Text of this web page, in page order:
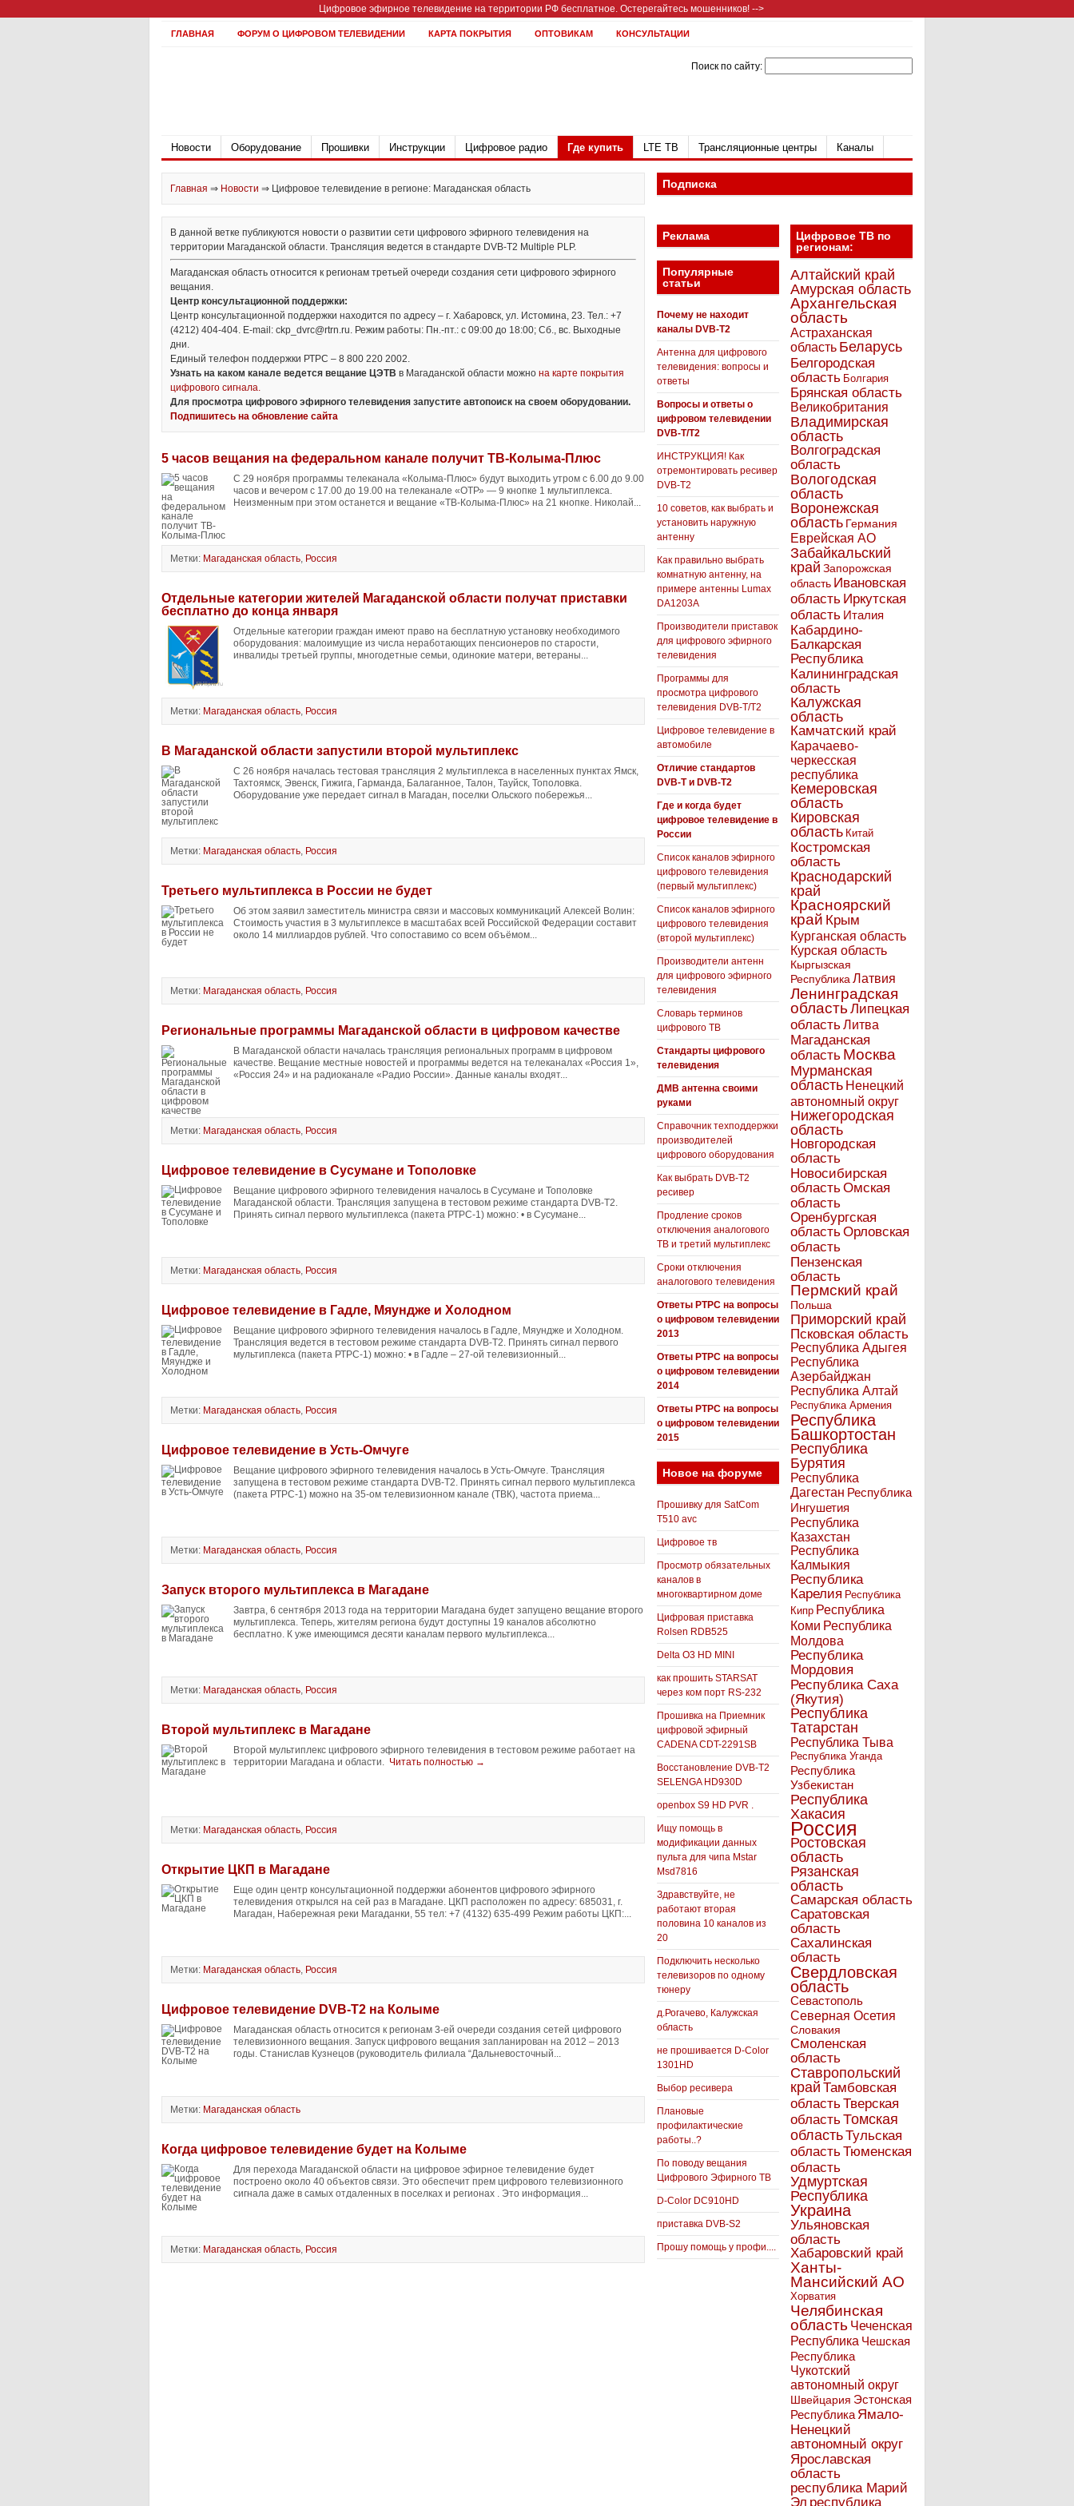
Цифровое эфирное телевидение на территории РФ бесплатное. Остерегайтесь мошенников! -->
ГЛАВНАЯ ФОРУМ О ЦИФРОВОМ ТЕЛЕВИДЕНИИ КАРТА ПОКРЫТИЯ ОПТОВИКАМ КОНСУЛЬТАЦИИ
Поиск по сайту:
Новости Оборудование Прошивки Инструкции Цифровое радио Где купить LTE ТВ Трансляционные центры Каналы
Главная ⇒ Новости ⇒ Цифровое телевидение в регионе: Магаданская область
В данной ветке публикуются новости о развитии сети цифрового эфирного телевидения на
территории Магаданской области. Трансляция ведется в стандарте DVB-T2 Multiple PLP.
Магаданская область относится к регионам третьей очереди создания сети цифрового эфирного
вещания.
Центр консультационной поддержки:
Центр консультационной поддержки находится по адресу – г. Хабаровск, ул. Истомина, 23. Тел.: +7
(4212) 404-404. Е-mail: ckp_dvrc@rtrn.ru. Режим работы: Пн.-пт.: с 09:00 до 18:00; Сб., вс. Выходные
дни.
Единый телефон поддержки РТРС – 8 800 220 2002.
Узнать на каком канале ведется вещание ЦЭТВ в Магаданской области можно на карте покрытия
цифрового сигнала.
Для просмотра цифрового эфирного телевидения запустите автопоиск на своем оборудовании.
Подпишитесь на обновление сайта
5 часов вещания на федеральном канале получит ТВ-Колыма-Плюс
С 29 ноября программы телеканала «Колыма-Плюс» будут выходить утром с 6.00 до 9.00
часов и вечером с 17.00 до 19.00 на телеканале «ОТР» — 9 кнопке 1 мультиплекса.
Неизменным при этом останется и вещание «ТВ-Колыма-Плюс» на 21 кнопке. Николай...
Метки: Магаданская область, Россия
Отдельные категории жителей Магаданской области получат приставки
бесплатно до конца января
Отдельные категории граждан имеют право на бесплатную установку необходимого
оборудования: малоимущие из числа неработающих пенсионеров по старости,
инвалиды третьей группы, многодетные семьи, одинокие матери, ветераны...
Метки: Магаданская область, Россия
В Магаданской области запустили второй мультиплекс
С 26 ноября началась тестовая трансляция 2 мультиплекса в населенных пунктах Ямск,
Тахтоямск, Эвенск, Гижига, Гарманда, Балаганное, Талон, Тауйск, Тополовка.
Оборудование уже передает сигнал в Магадан, поселки Ольского побережья...
Метки: Магаданская область, Россия
Третьего мультиплекса в России не будет
Об этом заявил заместитель министра связи и массовых коммуникаций Алексей Волин:
Стоимость участия в 3 мультиплексе в масштабах всей Российской Федерации составит
около 14 миллиардов рублей. Что сопоставимо со всем объёмом...
Метки: Магаданская область, Россия
Региональные программы Магаданской области в цифровом качестве
В Магаданской области началась трансляция региональных программ в цифровом
качестве. Вещание местные новостей и программы ведется на телеканалах «Россия 1»,
«Россия 24» и на радиоканале «Радио России». Данные каналы входят...
Метки: Магаданская область, Россия
Цифровое телевидение в Сусумане и Тополовке
Вещание цифрового эфирного телевидения началось в Сусумане и Тополовке
Магаданской области. Трансляция запущена в тестовом режиме стандарта DVB-T2.
Принять сигнал первого мультиплекса (пакета РТРС-1) можно: • в Сусумане...
Метки: Магаданская область, Россия
Цифровое телевидение в Гадле, Мяундже и Холодном
Вещание цифрового эфирного телевидения началось в Гадле, Мяундже и Холодном.
Трансляция ведется в тестовом режиме стандарта DVB-T2. Принять сигнал первого
мультиплекса (пакета РТРС-1) можно: • в Гадле – 27-ой телевизионный...
Метки: Магаданская область, Россия
Цифровое телевидение в Усть-Омчуге
Вещание цифрового эфирного телевидения началось в Усть-Омчуге. Трансляция
запущена в тестовом режиме стандарта DVB-T2. Принять сигнал первого мультиплекса
(пакета РТРС-1) можно на 35-ом телевизионном канале (ТВК), частота приема...
Метки: Магаданская область, Россия
Запуск второго мультиплекса в Магадане
Завтра, 6 сентября 2013 года на территории Магадана будет запущено вещание второго
мультиплекса. Теперь, жителям региона будут доступны 19 каналов абсолютно
бесплатно. К уже имеющимся десяти каналам первого мультиплекса...
Метки: Магаданская область, Россия
Второй мультиплекс в Магадане
Второй мультиплекс цифрового эфирного телевидения в тестовом режиме работает на
территории Магадана и области. Читать полностью →
Метки: Магаданская область, Россия
Открытие ЦКП в Магадане
Еще один центр консультационной поддержки абонентов цифрового эфирного
телевидения открылся на сей раз в Магадане. ЦКП расположен по адресу: 685031, г.
Магадан, Набережная реки Магаданки, 55 тел: +7 (4132) 635-499 Режим работы ЦКП:...
Метки: Магаданская область, Россия
Цифровое телевидение DVB-T2 на Колыме
Магаданская область относится к регионам 3-ей очереди создания сетей цифрового
телевизионного вещания. Запуск цифрового вещания запланирован на 2012 – 2013
годы. Станислав Кузнецов (руководитель филиала “Дальневосточный...
Метки: Магаданская область
Когда цифровое телевидение будет на Колыме
Для перехода Магаданской области на цифровое эфирное телевидение будет
построено около 40 объектов связи. Это обеспечит прем цифрового телевизионного
сигнала даже в самых отдаленных в поселках и регионах . Это информация...
Метки: Магаданская область, Россия
Подписка
Реклама
Популярные
статьи
Почему не находит
каналы DVB-T2
Антенна для цифрового
телевидения: вопросы и
ответы
Вопросы и ответы о
цифровом телевидении
DVB-T/T2
ИНСТРУКЦИЯ! Как
отремонтировать ресивер
DVB-T2
10 советов, как выбрать и
установить наружную
антенну
Как правильно выбрать
комнатную антенну, на
примере антенны Lumax
DA1203А
Производители приставок
для цифрового эфирного
телевидения
Программы для
просмотра цифрового
телевидения DVB-T/T2
Цифровое телевидение в
автомобиле
Отличие стандартов
DVB-T и DVB-T2
Где и когда будет
цифровое телевидение в
России
Список каналов эфирного
цифрового телевидения
(первый мультиплекс)
Список каналов эфирного
цифрового телевидения
(второй мультиплекс)
Производители антенн
для цифрового эфирного
телевидения
Словарь терминов
цифрового ТВ
Стандарты цифрового
телевидения
ДМВ антенна своими
руками
Справочник техподдержки
производителей
цифрового оборудования
Как выбрать DVB-T2
ресивер
Продление сроков
отключения аналогового
ТВ и третий мультиплекс
Сроки отключения
аналогового телевидения
Ответы РТРС на вопросы
о цифровом телевидении
2013
Ответы РТРС на вопросы
о цифровом телевидении
2014
Ответы РТРС на вопросы
о цифровом телевидении
2015
Новое на форуме
Прошивку для SatCom
T510 avc
Цифровое тв
Просмотр обязательных
каналов в
многоквартирном доме
Цифровая приставка
Rolsen RDB525
Delta O3 HD MINI
как прошить STARSAT
через ком порт RS-232
Прошивка на Приемник
цифровой эфирный
CADENA CDT-2291SB
Восстановление DVB-T2
SELENGA HD930D
openbox S9 HD PVR .
Ищу помощь в
модификации данных
пульта для чипа Mstar
Msd7816
Здравствуйте, не
работают вторая
половина 10 каналов из
20
Подключить несколько
телевизоров по одному
тюнеру
д.Рогачево, Калужская
область
не прошивается D-Color
1301HD
Выбор ресивера
Плановые
профилактические
работы..?
По поводу вещания
Цифрового Эфирного ТВ
D-Color DC910HD
приставка DVB-S2
Прошу помощь у профи....
Цифровое ТВ по
регионам:
Алтайский край
Амурская область
Архангельская
область
Астраханская
область Беларусь
Белгородская
область Болгария
Брянская область
Великобритания
Владимирская
область
Волгоградская
область
Вологодская
область
Воронежская
область Германия
Еврейская АО
Забайкальский
край Запорожская
область Ивановская
область Иркутская
область Италия
Кабардино-
Балкарская
Республика
Калининградская
область
Калужская
область
Камчатский край
Карачаево-
черкесская
республика
Кемеровская
область
Кировская
область Китай
Костромская
область
Краснодарский
край
Красноярский
край Крым
Курганская область
Курская область
Кыргызская
Республика Латвия
Ленинградская
область Липецкая
областьЛитва
Магаданская
область Москва
Мурманская
область Ненецкий
автономный округ
Нижегородская
область
Новгородская
область
Новосибирская
областьОмская
область
Оренбургская
областьОрловская
область
Пензенская
область
Пермский край
Польша
Приморский край
Псковская область
Республика Адыгея
Республика
Азербайджан
Республика Алтай
Республика Армения
Республика
Башкортостан
Республика
Бурятия
Республика
Дагестан Республика
Ингушетия
Республика
Казахстан
Республика
Калмыкия
Республика
Карелия Республика
Кипр Республика
Коми Республика
Молдова
Республика
Мордовия
Республика Саха
(Якутия)
Республика
Татарстан
Республика Тыва
Республика Уганда
Республика
Узбекистан
Республика
Хакасия
Россия
Ростовская
область
Рязанская
область
Самарская область
Саратовская
область
Сахалинская
область
Свердловская
область
Севастополь
Северная Осетия
Словакия
Смоленская
область
Ставропольский
край Тамбовская
областьТверская
областьТомская
областьТульская
областьТюменская
область
Удмуртская
Республика
Украина
Ульяновская
область
Хабаровский край
Ханты-
Мансийский АО
Хорватия
Челябинская
область Чеченская
Республика Чешская
Республика
Чукотский
автономный округ
Швейцария Эстонская
Республика Ямало-
Ненецкий
автономный округ
Ярославская
область
республика Марий
Эл республика